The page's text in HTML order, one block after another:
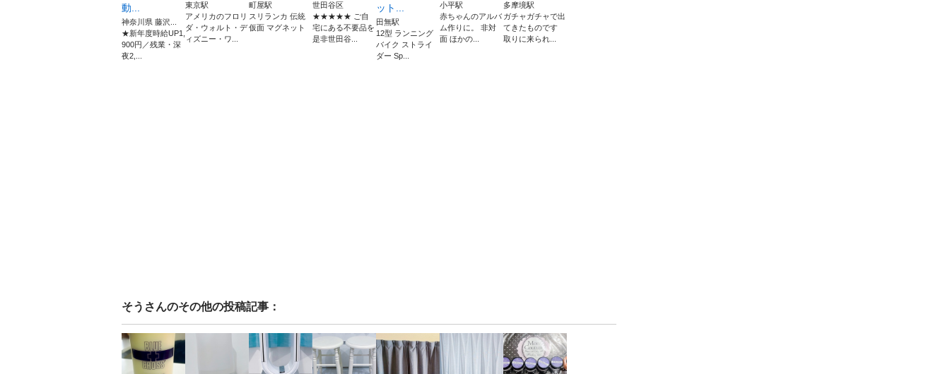
動...
神奈川県 藤沢...
★新年度時給UP1,
900円／残業・深
夜2,...
東京駅
アメリカのフロリ
ダ・ウォルト・デ
ィズニー・ワ...
町屋駅
スリランカ 伝統
仮面 マグネット
世田谷区
★★★★★ ご自
宅にある不要品を
是非世田谷...
ット...
田無駅
12型 ランニング
バイク ストライ
ダー Sp...
小平駅
赤ちゃんのアルバ
ム作りに。 非対
面 ほかの...
多摩境駅
ガチャガチャで出
てきたものです
取りに来られ...
そう さんのその他の投稿記事：